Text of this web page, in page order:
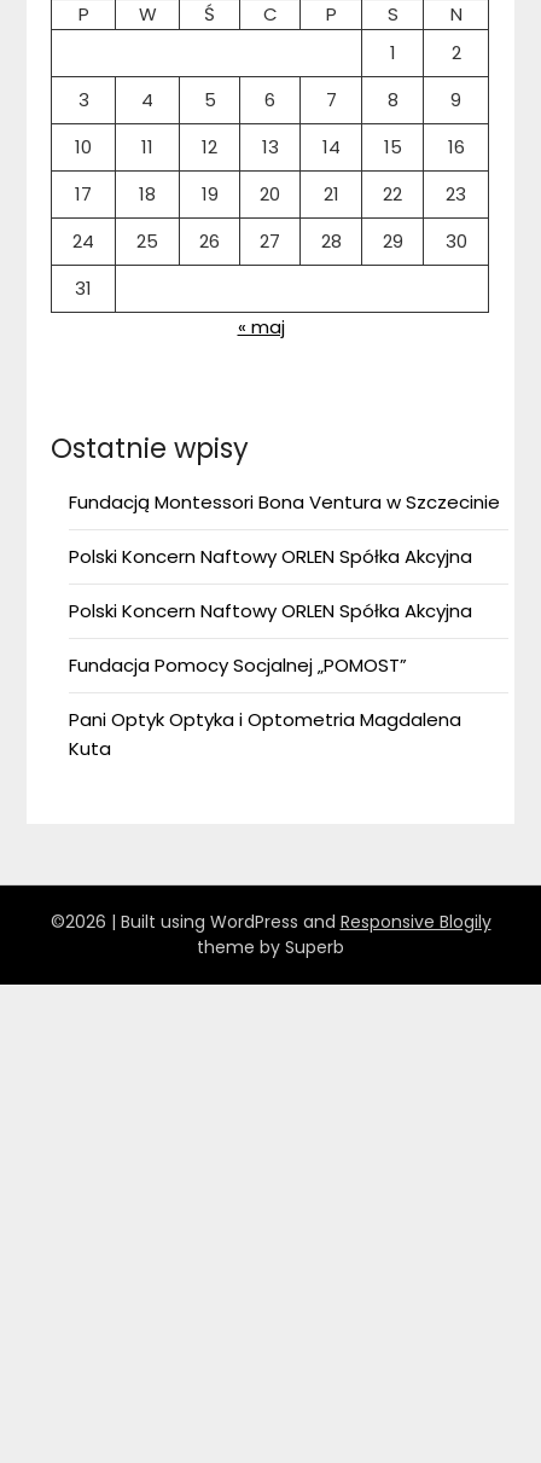
P W Ś C P S
N
1
2
3
4 5 6 7 8
9
10
11 12 13 14 15
16
17
18 19 20 21 22
23
24
25 26 27 28 29
30
31
« maj
Ostatnie wpisy
Fundacją Montessori Bona Ventura w Szczecinie
Polski Koncern Naftowy ORLEN Spółka Akcyjna
Polski Koncern Naftowy ORLEN Spółka Akcyjna
Fundacja Pomocy Socjalnej „POMOST”
Pani Optyk Optyka i Optometria Magdalena
Kuta
©2026 | Built using WordPress and Responsive Blogily
theme by Superb